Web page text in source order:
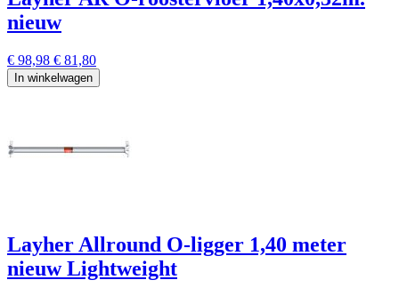
nieuw
€ 98,98 € 81,80
In winkelwagen
Layher Allround O-ligger 1,40 meter
nieuw Lightweight